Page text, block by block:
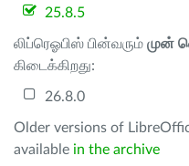
25.8.5
லிப்ரெஓபிஸ் பின்வரும் முன்
கிடைக்கிறது:
26.8.0
Older versions of
available in the archive